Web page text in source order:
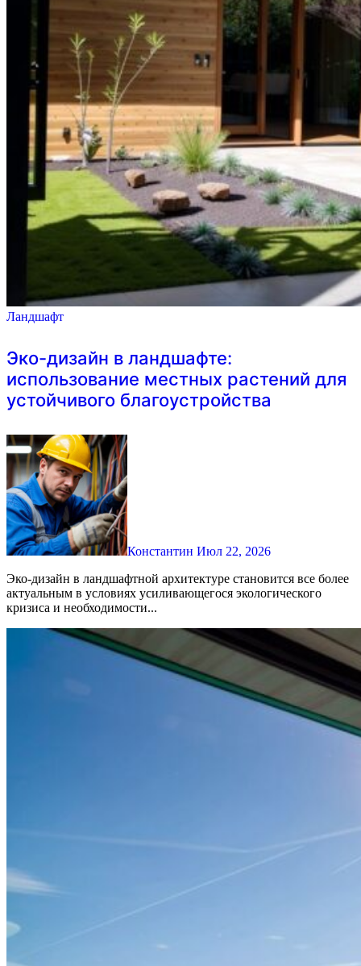
Ландшафт
Эко-дизайн в ландшафте:
использование местных растений для
устойчивого благоустройства
Константин Июл 22, 2026
Эко-дизайн в ландшафтной архитектуре становится все более
актуальным в условиях усиливающегося экологического
кризиса и необходимости...